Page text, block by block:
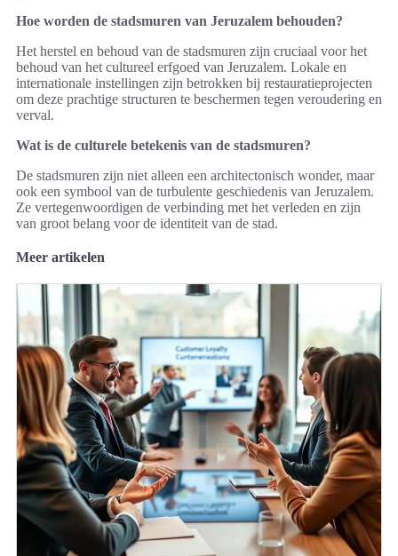
Hoe worden de stadsmuren van Jeruzalem behouden?
Het herstel en behoud van de stadsmuren zijn cruciaal voor het
behoud van het cultureel erfgoed van Jeruzalem. Lokale en
internationale instellingen zijn betrokken bij restauratieprojecten
om deze prachtige structuren te beschermen tegen veroudering en
verval.
Wat is de culturele betekenis van de stadsmuren?
De stadsmuren zijn niet alleen een architectonisch wonder, maar
ook een symbool van de turbulente geschiedenis van Jeruzalem.
Ze vertegenwoordigen de verbinding met het verleden en zijn
van groot belang voor de identiteit van de stad.
Meer artikelen